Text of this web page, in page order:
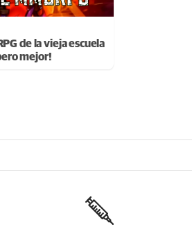
de la vieja escuela
mejor!